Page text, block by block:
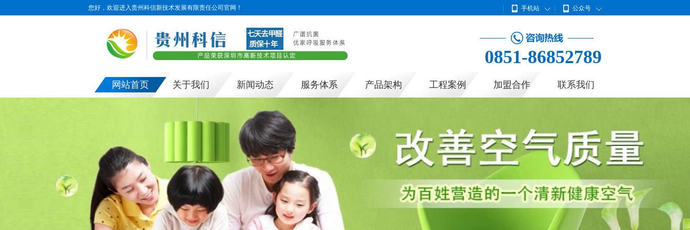
您好，欢迎进入贵州科信新技术发展有限责任公司官网！ 手机站 公众号
0851-86852789
网站首页 关于我们 新闻动态 服务体系 产品架构 工程案例 加盟合作 联系我们